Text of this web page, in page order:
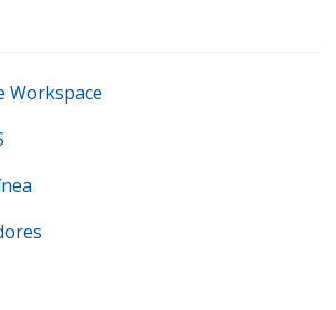
Workspace